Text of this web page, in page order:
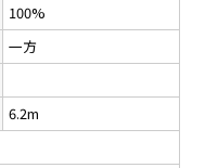
100%
一方
6.2m